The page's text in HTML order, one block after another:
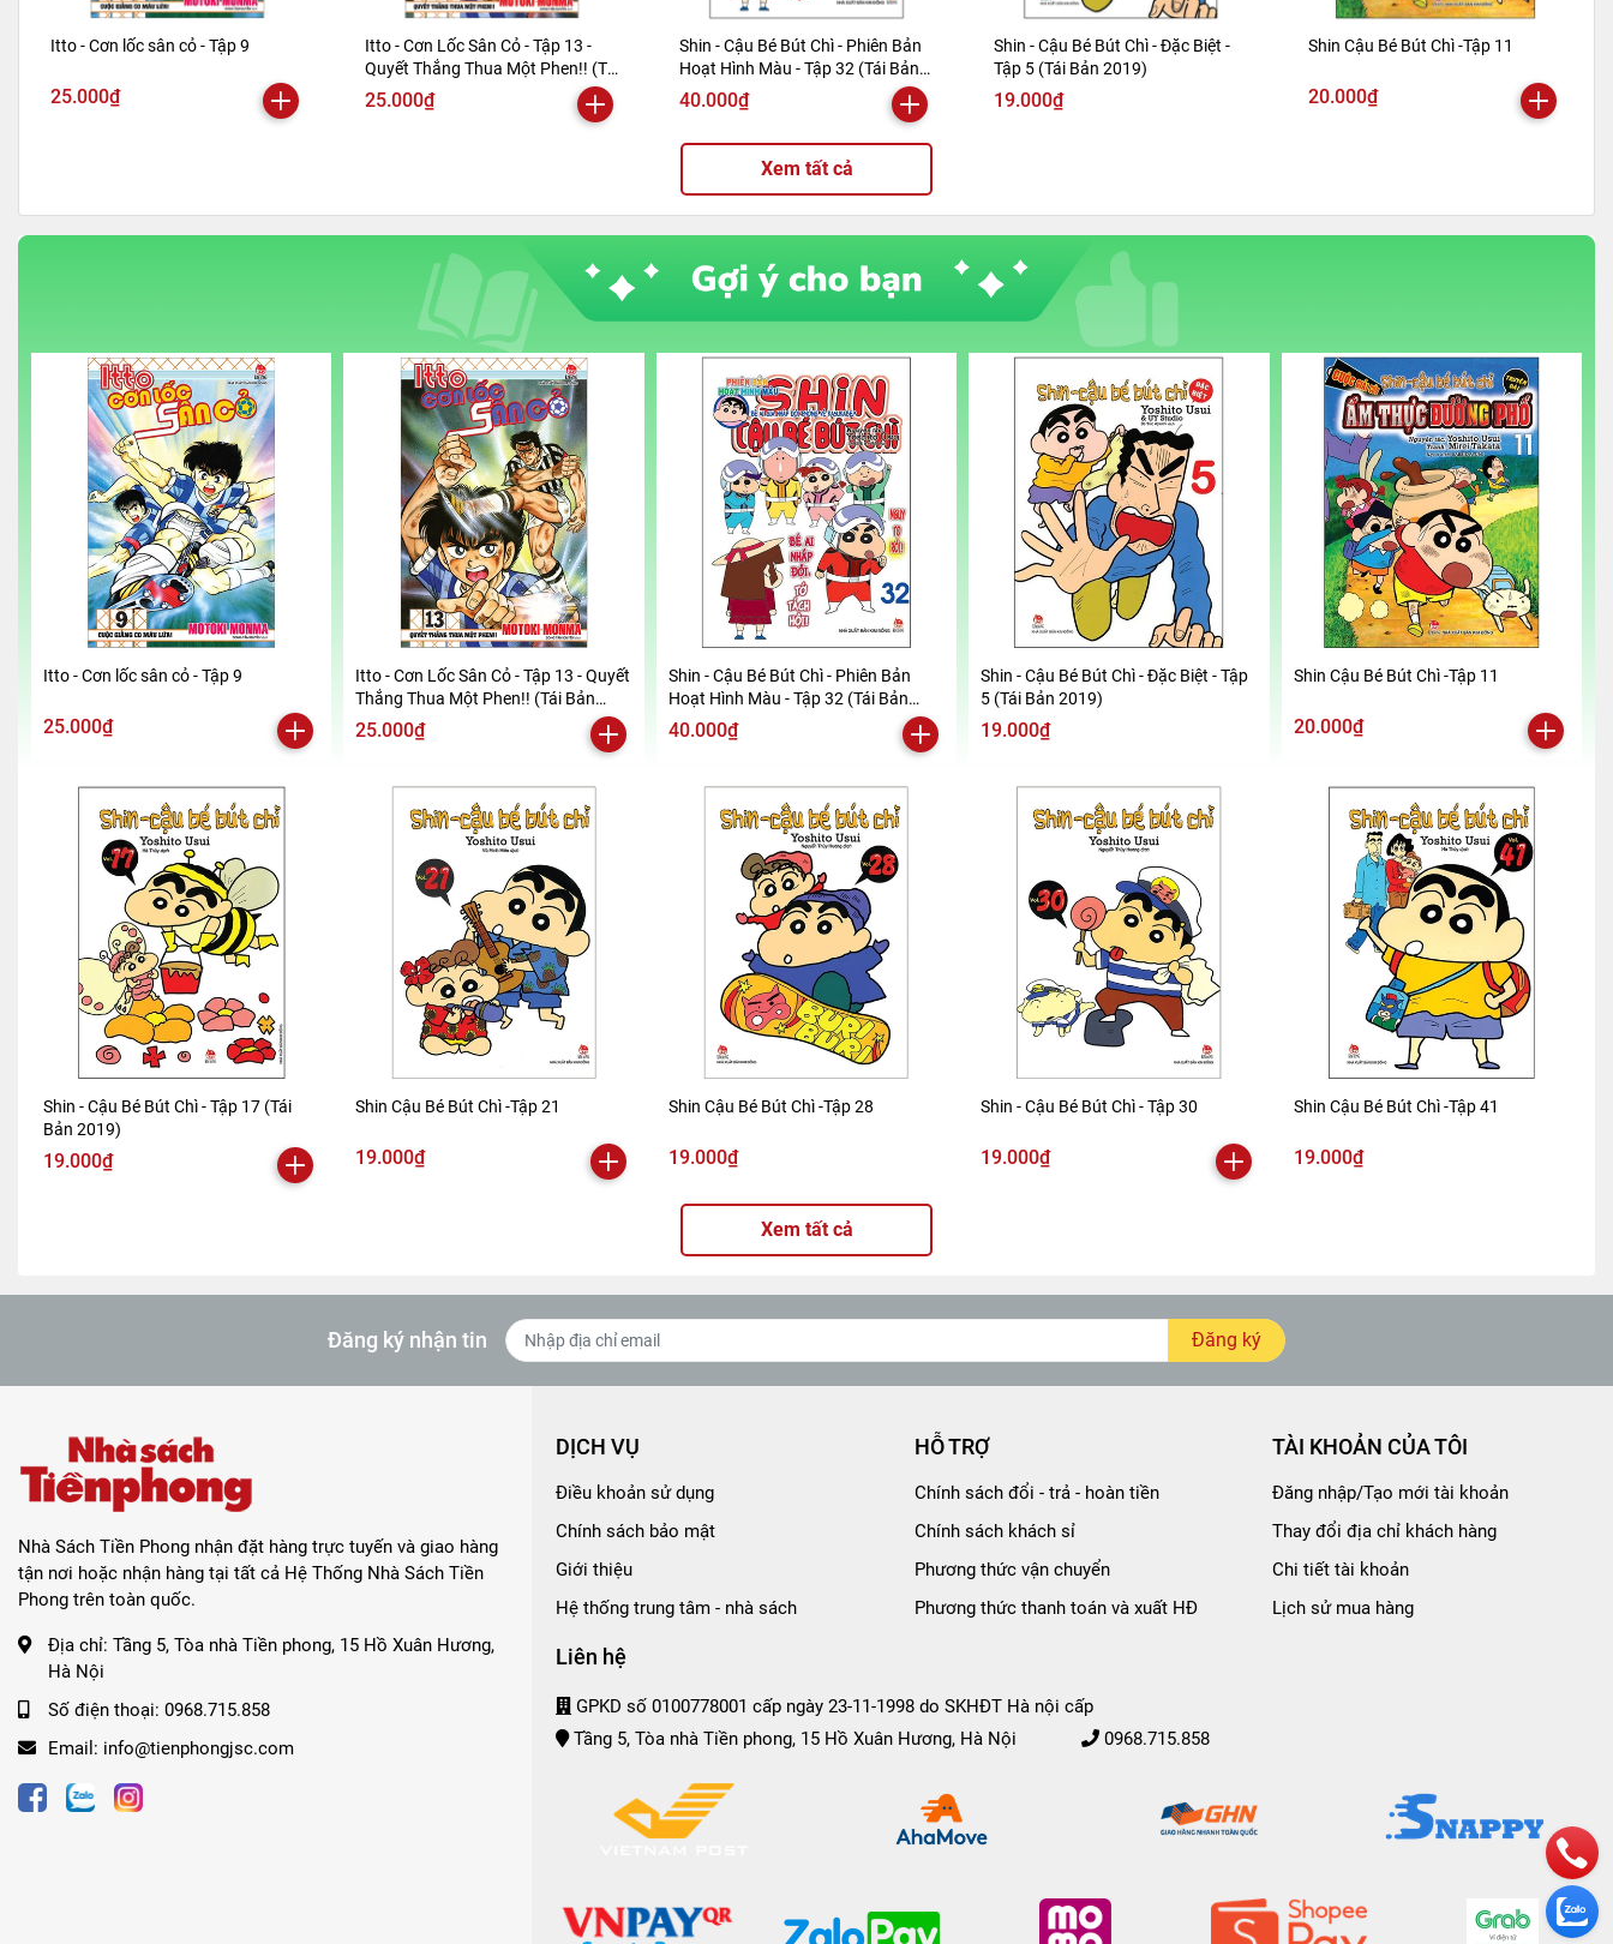
Itto - Cơn lốc sân cỏ - Tập 9
25.000₫
Itto - Cơn Lốc Sân Cỏ - Tập 13 -
Quyết Thắng Thua Một Phen!! (Tái
Bản 2024)
25.000₫
Shin - Cậu Bé Bút Chì - Phiên Bản
Hoạt Hình Màu - Tập 32 (Tái Bản
2019)
40.000₫
Shin - Cậu Bé Bút Chì - Đặc Biệt -
Tập 5 (Tái Bản 2019)
19.000₫
Shin Cậu Bé Bút Chì -Tập 11
20.000₫
Xem tất cả
Itto - Cơn lốc sân cỏ - Tập 9
25.000₫
Itto - Cơn Lốc Sân Cỏ - Tập 13 - Quyết
Thắng Thua Một Phen!! (Tái Bản
2024)
25.000₫
Shin - Cậu Bé Bút Chì - Phiên Bản
Hoạt Hình Màu - Tập 32 (Tái Bản
2019)
40.000₫
Shin - Cậu Bé Bút Chì - Đặc Biệt - Tập
5 (Tái Bản 2019)
19.000₫
Shin Cậu Bé Bút Chì -Tập 11
20.000₫
Shin - Cậu Bé Bút Chì - Tập 17 (Tái
Bản 2019)
19.000₫
Shin Cậu Bé Bút Chì -Tập 21
19.000₫
Shin Cậu Bé Bút Chì -Tập 28
19.000₫
Shin - Cậu Bé Bút Chì - Tập 30
19.000₫
Shin Cậu Bé Bút Chì -Tập 41
19.000₫
Xem tất cả
Đăng ký nhận tin Đăng ký
Nhà Sách Tiền Phong nhận đặt hàng trực tuyến và giao hàng
tận nơi hoặc nhận hàng tại tất cả Hệ Thống Nhà Sách Tiền
Phong trên toàn quốc.
Địa chỉ: Tầng 5, Tòa nhà Tiền phong, 15 Hồ Xuân Hương,
Hà Nội
Số điện thoại: 0968.715.858
Email: info@tienphongjsc.com
DỊCH VỤ
Điều khoản sử dụng
Chính sách bảo mật
Giới thiệu
Hệ thống trung tâm - nhà sách
HỖ TRỢ
Chính sách đổi - trả - hoàn tiền
Chính sách khách sỉ
Phương thức vận chuyển
Phương thức thanh toán và xuất HĐ
TÀI KHOẢN CỦA TÔI
Đăng nhập/Tạo mới tài khoản
Thay đổi địa chỉ khách hàng
Chi tiết tài khoản
Lịch sử mua hàng
Liên hệ
GPKD số 0100778001 cấp ngày 23-11-1998 do SKHĐT Hà nội cấp
Tầng 5, Tòa nhà Tiền phong, 15 Hồ Xuân Hương, Hà Nội
0968.715.858